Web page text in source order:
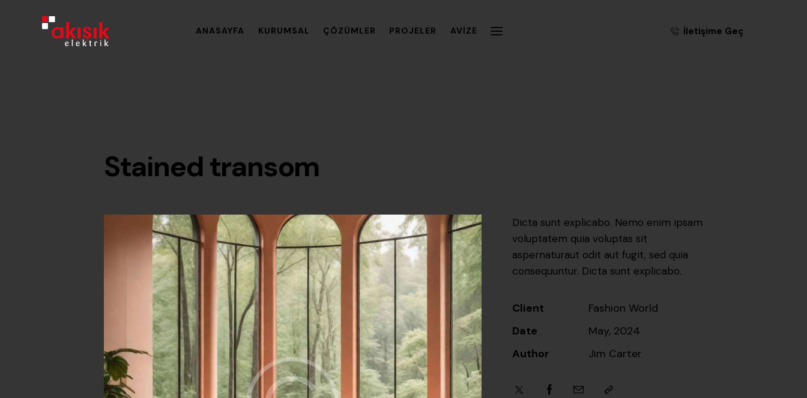
ANASAYFA KURUMSAL ÇÖZÜMLER PROJELER AVIZE İletişime Geç
Stained transom
Dicta sunt explicabo. Nemo enim ipsam
voluptatem quia voluptas sit
aspernaturaut odit aut fugit, sed quia
consequuntur. Dicta sunt explicabo.
Client
Fashion World
Date
May, 2024
Author
Jim Carter